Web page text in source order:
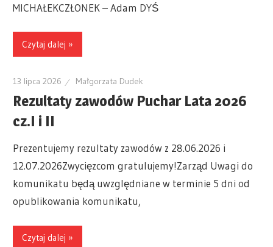
MICHAŁEKCZŁONEK – Adam DYŚ
Czytaj dalej »
13 lipca 2026 Małgorzata Dudek
Rezultaty zawodów Puchar Lata 2026
cz.I i II
Prezentujemy rezultaty zawodów z 28.06.2026 i
12.07.2026Zwycięzcom gratulujemy!Zarząd Uwagi do
komunikatu będą uwzględniane w terminie 5 dni od
opublikowania komunikatu,
Czytaj dalej »